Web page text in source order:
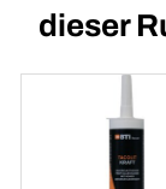
dieser